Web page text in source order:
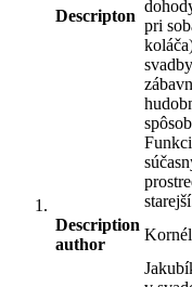
Descripton
pri
Description
author